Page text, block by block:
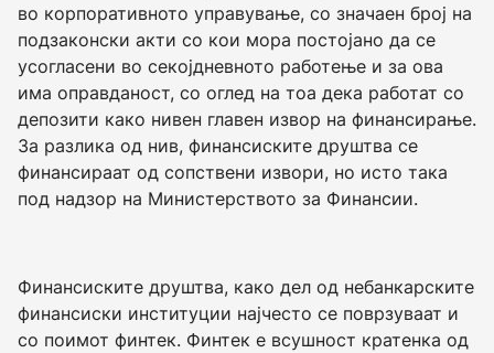
во корпоративното управување, со значаен број на
подзаконски акти со кои мора постојано да се
усогласени во секојдневното работење и за ова
има оправданост, со оглед на тоа дека работат со
депозити како нивен главен извор на финансирање.
За разлика од нив, финансиските друштва се
финансираат од сопствени извори, но исто така
под надзор на Министерството за Финансии.
Финансиските друштва, како дел од небанкарските
финансиски институции најчесто се поврзуваат и
со поимот финтек. Финтек е всушност кратенка од